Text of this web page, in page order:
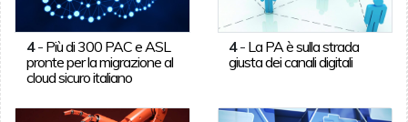
4- Più di 300 PAC e ASL
pronte per la migrazione al
cloud sicuro italiano
4- La PA è sulla strada
giusta dei canali digitali